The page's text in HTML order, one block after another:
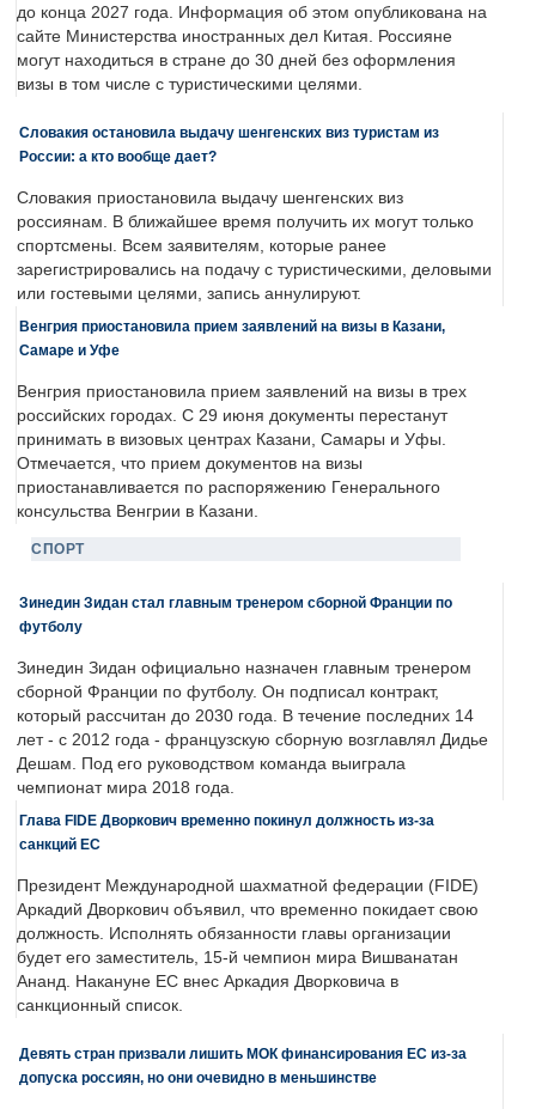
до конца 2027 года. Информация об этом опубликована на
сайте Министерства иностранных дел Китая. Россияне
могут находиться в стране до 30 дней без оформления
визы в том числе с туристическими целями.
Словакия остановила выдачу шенгенских виз туристам из
России: а кто вообще дает?
Словакия приостановила выдачу шенгенских виз
россиянам. В ближайшее время получить их могут только
спортсмены. Всем заявителям, которые ранее
зарегистрировались на подачу с туристическими, деловыми
или гостевыми целями, запись аннулируют.
Венгрия приостановила прием заявлений на визы в Казани,
Самаре и Уфе
Венгрия приостановила прием заявлений на визы в трех
российских городах. С 29 июня документы перестанут
принимать в визовых центрах Казани, Самары и Уфы.
Отмечается, что прием документов на визы
приостанавливается по распоряжению Генерального
консульства Венгрии в Казани.
СПОРТ
Зинедин Зидан стал главным тренером сборной Франции по
футболу
Зинедин Зидан официально назначен главным тренером
сборной Франции по футболу. Он подписал контракт,
который рассчитан до 2030 года. В течение последних 14
лет - с 2012 года - французскую сборную возглавлял Дидье
Дешам. Под его руководством команда выиграла
чемпионат мира 2018 года.
Глава FIDE Дворкович временно покинул должность из-за
санкций ЕС
Президент Международной шахматной федерации (FIDE)
Аркадий Дворкович объявил, что временно покидает свою
должность. Исполнять обязанности главы организации
будет его заместитель, 15-й чемпион мира Вишванатан
Ананд. Накануне ЕС внес Аркадия Дворковича в
санкционный список.
Девять стран призвали лишить МОК финансирования ЕС из-за
допуска россиян, но они очевидно в меньшинстве